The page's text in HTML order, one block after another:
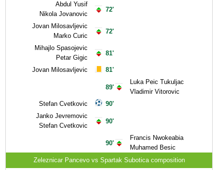
Abdul Yusif
Nikola Jovanovic
Jovan Milosavljevic
Marko Curic
Mihajlo Spasojevic
Petar Gigic
Jovan Milosavljevic
Stefan Cvetkovic
Janko Jevremovic
Stefan Cvetkovic
72'
72'
81'
81'
89'
90'
90'
90'
Luka Peic Tukuljac
Vladimir Vitorovic
Francis Nwokeabia
Muhamed Besic
Zeleznicar Pancevo vs Spartak Subotica composition